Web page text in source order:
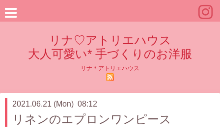
リナ♡アトリエハウス
大人可愛い* 手づくりのお洋服
リナ＊アトリエハウス
2021.06.21 (Mon) 08:12
リネンのエプロンワンピース